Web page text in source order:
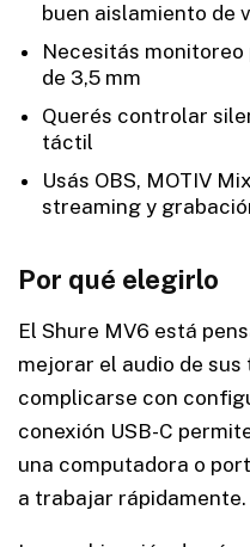
buen aislamiento de
Necesitás
de 3,5 mm
Querés controlar
táctil
Usás OBS, MOTIV
streaming y
Por qué elegirlo
El Shure MV6 está
mejorar el audio de
complicarse con
conexión USB-C
una computadora o
a trabajar rápidamente.